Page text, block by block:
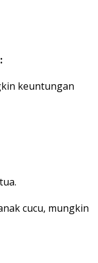
keuntungan
cucu, mungkin